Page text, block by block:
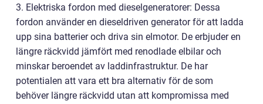
3. Elektriska fordon med dieselgeneratorer: Dessa
fordon använder en dieseldriven generator för att ladda
upp sina batterier och driva sin elmotor. De erbjuder en
längre räckvidd jämfört med renodlade elbilar och
minskar beroendet av laddinfrastruktur. De har
potentialen att vara ett bra alternativ för de som
behöver längre räckvidd utan att kompromissa med